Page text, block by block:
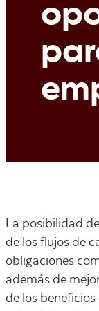
La posibilidad
de los flujos de
obligaciones
además de
de los